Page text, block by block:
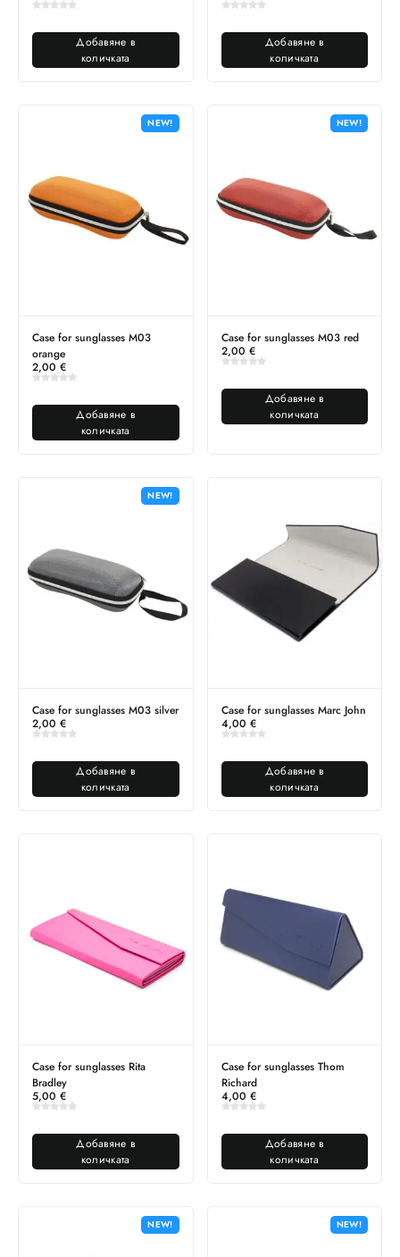
Добавяне в
количката
Добавяне в
количката
NEW!
Case for sunglasses M03
orange
2,00 €
Добавяне в
количката
NEW!
Case for sunglasses M03 red
2,00 €
Добавяне в
количката
NEW!
Case for sunglasses M03 silver
2,00 €
Добавяне в
количката
Case for sunglasses Marc John
4,00 €
Добавяне в
количката
Case for sunglasses Rita
Bradley
5,00 €
Добавяне в
количката
Case for sunglasses Thom
Richard
4,00 €
Добавяне в
количката
NEW! NEW!